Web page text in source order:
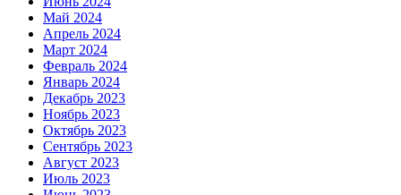
Май 2024
Апрель 2024
Март 2024
Февраль 2024
Январь 2024
Декабрь 2023
Ноябрь 2023
Октябрь 2023
Сентябрь 2023
Август 2023
Июль 2023